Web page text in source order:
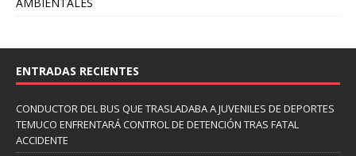
ENTRADAS RECIENTES
CONDUCTOR DEL BUS QUE TRASLADABA A JUVENILES DE DEPORTES
TEMUCO ENFRENTARÁ CONTROL DE DETENCIÓN TRAS FATAL
ACCIDENTE